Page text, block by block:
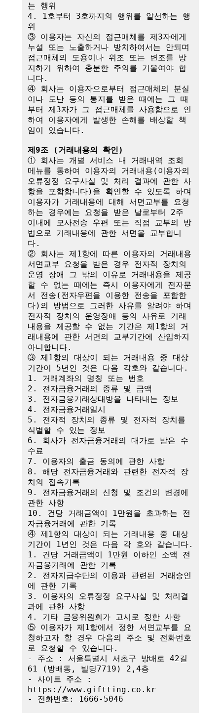
는 행위
4. 1호부터 3호까지의 행위를 알선하는 행
위
③ 이용자는 자신의 접근매체를 제3자에게
누설 또는 노출하거나 방치하여서는 안되며
접근매체의 도용이나 위조 또는 변조를 방
지하기 위하여 충분한 주의를 기울여야 합
니다.
④ 회사는 이용자으로부터 접근매체의 분실
이나 도난 등의 통지를 받은 때에는 그 때
부터 제3자가 그 접근매체를 사용함으로 인
하여 이용자에게 발생한 손해를 배상할 책
임이 있습니다.
제9조 (거래내용의 확인)
① 회사는 개별 서비스 내 거래내역 조회
메뉴를 통하여 이용자의 거래내용(이용자의
오류정정 요구사실 및 처리 결과에 관한 사
항을 포함합니다)을 확인할 수 있도록 하며
이용자가 거래내용에 대해 서면교부를 요청
하는 경우에는 요청을 받은 날로부터 2주
이내에 모사전송 우편 또는 직접 교부의 방
법으로 거래내용에 관한 서면을 교부합니
다.
② 회사는 제1항에 따른 이용자의 거래내용
서면교부 요청을 받은 경우 전자적 장치의
운영 장애 그 밖의 이유로 거래내용을 제공
할 수 없는 때에는 즉시 이용자에게 전자문
서 전송(전자우편을 이용한 전송을 포함한
다)의 방법으로 그러한 사유를 알려야 하며
전자적 장치의 운영장애 등의 사유로 거래
내용을 제공할 수 없는 기간은 제1항의 거
래내용에 관한 서면의 교부기간에 산입하지
아니합니다.
③ 제1항의 대상이 되는 거래내용 중 대상
기간이 5년인 것은 다음 각호와 같습니다.
1. 거래계좌의 명칭 또는 번호
2. 전자금융거래의 종류 및 금액
3. 전자금융거래상대방을 나타내는 정보
4. 전자금융거래일시
5. 전자적 장치의 종류 및 전자적 장치를
식별할 수 있는 정보
6. 회사가 전자금융거래의 대가로 받은 수
수료
7. 이용자의 출금 동의에 관한 사항
8. 해당 전자금융거래와 관련한 전자적 장
치의 접속기록
9. 전자금융거래의 신청 및 조건의 변경에
관한 사항
10. 건당 거래금액이 1만원을 초과하는 전
자금융거래에 관한 기록
④ 제1항의 대상이 되는 거래내용 중 대상
기간이 1년인 것은 다음 각 호와 같습니다.
1. 건당 거래금액이 1만원 이하인 소액 전
자금융거래에 관한 기록
2. 전자지급수단의 이용과 관련된 거래승인
에 관한 기록
3. 이용자의 오류정정 요구사실 및 처리결
과에 관한 사항
4. 기타 금융위원회가 고시로 정한 사항
⑤ 이용자가 제1항에서 정한 서면교부를 요
청하고자 할 경우 다음의 주소 및 전화번호
로 요청할 수 있습니다.
- 주소 : 서울특별시 서초구 방배로 42길
61 (방배동, 빌딩7719) 2,4층
- 사이트 주소 :
https://www.giftting.co.kr
- 전화번호: 1666-5046